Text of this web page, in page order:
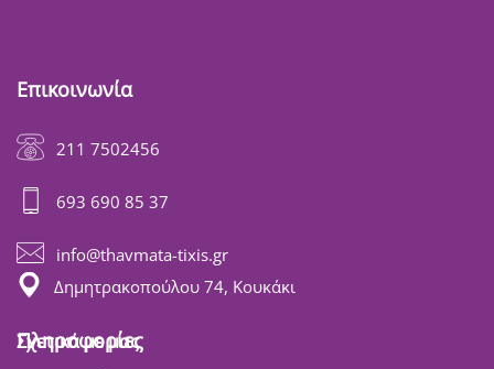
Επικοινωνία
211 7502456
693 690 85 37
info@thavmata-tixis.gr
Δημητρακοπούλου 74, Κουκάκι
Πληροφορίες
Σχετικά με μας